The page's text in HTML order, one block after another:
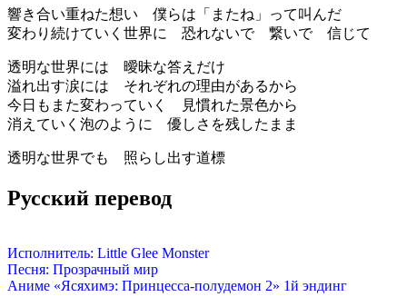
響き合い重ねた想い 僕らは「またね」って叫んだ
変わり続けていく世界に 恐れないで 繋いで 信じて
透明な世界には 曖昧な答えだけ
溢れ出す涙には それぞれの理由があるから
今日もまた変わっていく 見慣れた景色から
消えていく泡のように 優しさを残したまま
透明な世界でも 照らし出す道標
Русский перевод
Исполнитель: Little Glee Monster
Песня: Прозрачный мир
Аниме «Ясяхимэ: Принцесса-полудемон 2» 1й эндинг